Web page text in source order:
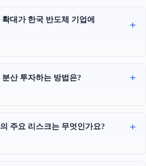
대가 한국 반도체 기업에
산 투자하는 방법은?
주요 리스크는 무엇인가요?